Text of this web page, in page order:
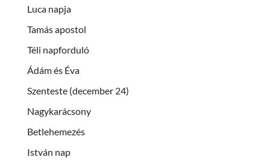
Luca napja
Tamás apostol
Téli napforduló
Ádám és Éva
Szenteste (december 24)
Nagykarácsony
Betlehemezés
István nap